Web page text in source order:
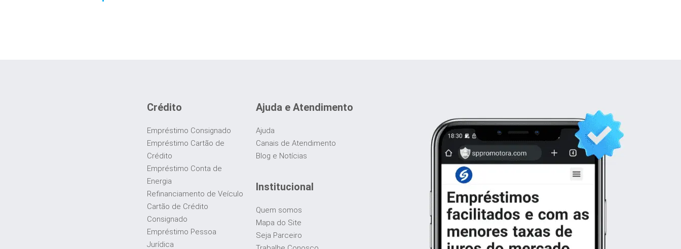
Crédito
Empréstimo Consignado
Empréstimo Cartão de
Crédito
Empréstimo Conta de
Energia
Refinanciamento de Veículo
Cartão de Crédito
Consignado
Empréstimo Pessoa
Jurídica
Ajuda e Atendimento
Ajuda
Canais de Atendimento
Blog e Notícias
Institucional
Quem somos
Mapa do Site
Seja Parceiro